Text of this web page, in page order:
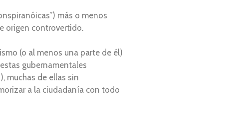
más o menos
origen controvertido.
(o al menos una parte de él)
gubernamentales
muchas de ellas sin
a la ciudadanía con todo